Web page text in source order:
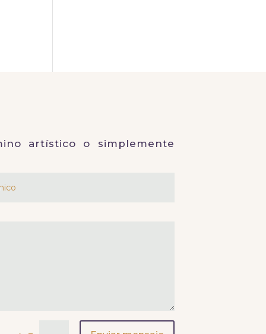
artístico o simplemente